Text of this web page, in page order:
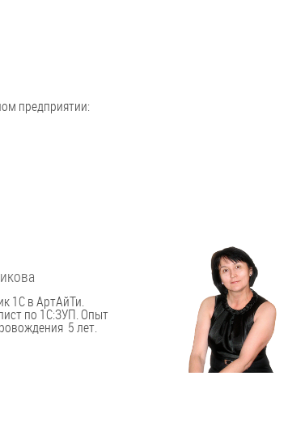
предприятии:
1С в АртАйТи.
по 1С:ЗУП. Опыт
5 лет.